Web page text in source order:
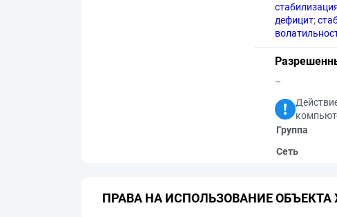
дефицит;
–
Группа
Сеть
ПРАВА НА ИСПОЛЬЗОВАНИЕ ОБЪЕКТА